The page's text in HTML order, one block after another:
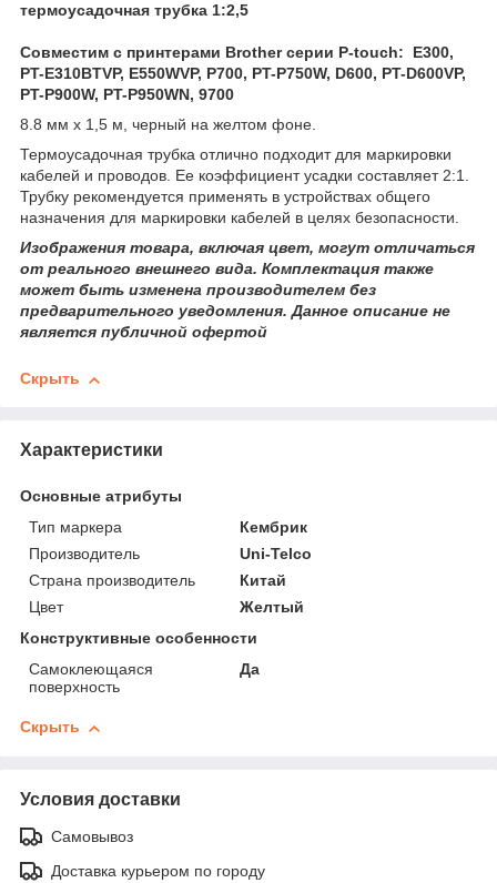
термоусадочная трубка 1:2,5
Совместим с принтерами Brother серии P-touch:
E300,
PT-E310BTVP, E550WVP, P700, PT-P750W, D600, PT-D600VP,
PT-P900W, PT-P950WN, 9700
8.8 мм x 1,5 м, черный на желтом фоне.
Термоусадочная трубка отлично подходит для маркировки
кабелей и проводов. Ее коэффициент усадки составляет 2:1.
Трубку рекомендуется применять в устройствах общего
назначения для маркировки кабелей в целях безопасности.
Изображения товара, включая цвет, могут отличаться
от реального внешнего вида. Комплектация также
может быть изменена производителем без
предварительного уведомления. Данное описание не
является публичной офертой
Скрыть
Характеристики
Основные атрибуты
Тип маркера
Кембрик
Производитель
Uni-Telco
Страна производитель
Китай
Цвет
Желтый
Конструктивные особенности
Самоклеющаяся
поверхность
Да
Скрыть
Условия доставки
Самовывоз
Доставка курьером по городу